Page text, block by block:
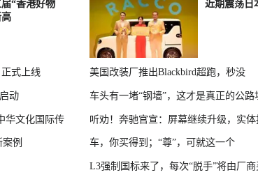
“香港好物
式上线
动
华文化国际传
例
近期震荡日
美国改装厂推出Blackbird超跑，秒没
车头有一堵“钢墙”，这才是真正的公路
听劝！奔驰官宣：屏幕继续升级，实
车，你买得到；“尊”，可就这一个
L3强制国标来了，每次“脱手”将由厂商